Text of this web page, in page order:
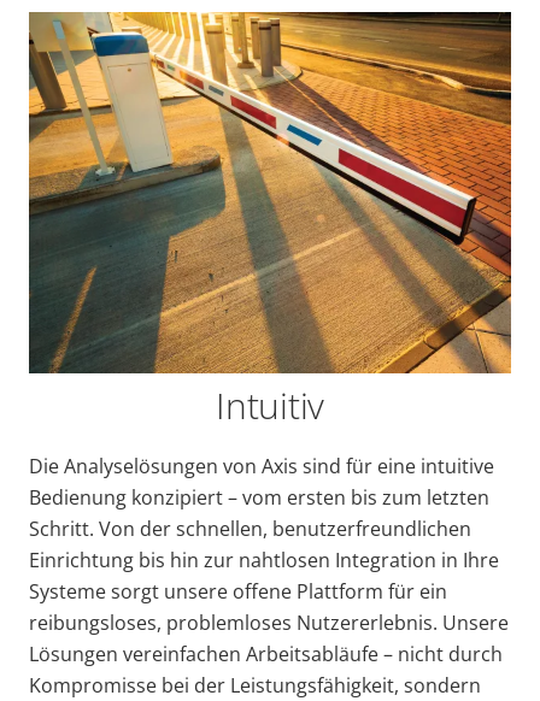
Intuitiv
Die Analyselösungen von Axis sind für eine intuitive
Bedienung konzipiert – vom ersten bis zum letzten
Schritt. Von der schnellen, benutzerfreundlichen
Einrichtung bis hin zur nahtlosen Integration in Ihre
Systeme sorgt unsere offene Plattform für ein
reibungsloses, problemloses Nutzererlebnis. Unsere
Lösungen vereinfachen Arbeitsabläufe – nicht durch
Kompromisse bei der Leistungsfähigkeit, sondern